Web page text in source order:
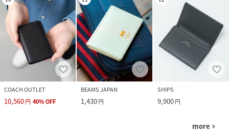
COACH OUTLET
10,560円 40%OFF
BEAMS JAPAN
1,430円
SHIPS
9,900円
more navigate_next